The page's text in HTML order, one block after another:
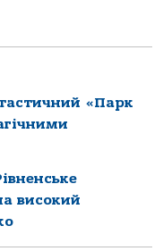
«Парк
високий